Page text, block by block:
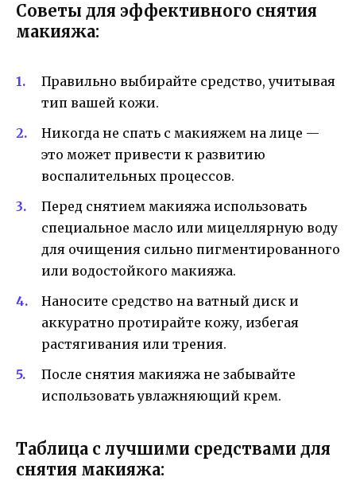
Советы для эффективного снятия
макияжа:
Правильно выбирайте средство, учитывая
тип вашей кожи.
Никогда не спать с макияжем на лице —
это может привести к развитию
воспалительных процессов.
Перед снятием макияжа использовать
специальное масло или мицеллярную воду
для очищения сильно пигментированного
или водостойкого макияжа.
Наносите средство на ватный диск и
аккуратно протирайте кожу, избегая
растягивания или трения.
После снятия макияжа не забывайте
использовать увлажняющий крем.
Таблица с лучшими средствами для
снятия макияжа: